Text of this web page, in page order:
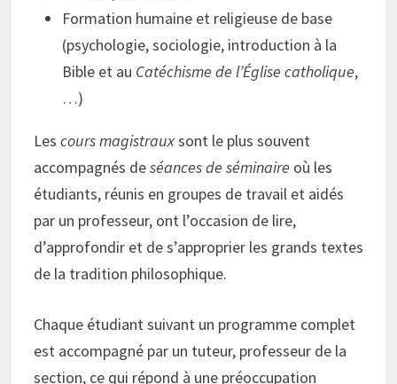
Formation humaine et religieuse de base
(psychologie, sociologie, introduction à la
Bible et au Catéchisme de l’Église catholique,
…)
Les cours magistrauxsont le plus souvent
accompagnés deséances de séminaire où les
étudiants, réunis en groupes de travail et aidés
par un professeur, ont l’occasion de lire,
d’approfondir et de s’approprier les grands textes
de la tradition philosophique.
Chaque étudiant suivant un programme complet
est accompagné par un tuteur, professeur de la
section, ce qui répond à une préoccupation